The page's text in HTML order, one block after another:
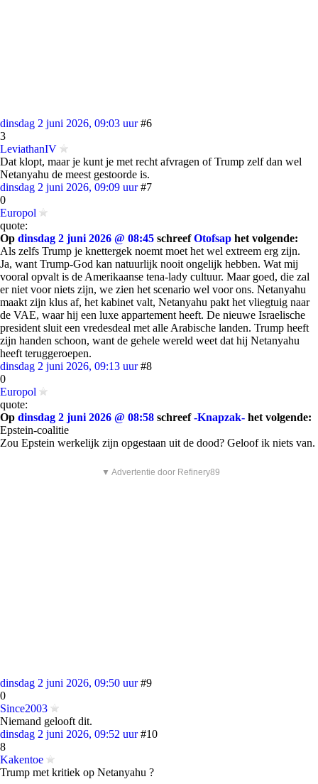
dinsdag 2 juni 2026, 09:03 uur #6
3
LeviathanIV
Dat klopt, maar je kunt je met recht afvragen of Trump zelf dan wel
Netanyahu de meest gestoorde is.
dinsdag 2 juni 2026, 09:09 uur #7
0
Europol
quote:
Op dinsdag 2 juni 2026 @ 08:45 schreefOtofsap het volgende:
Als zelfs Trump je knettergek noemt moet het wel extreem erg zijn.
Ja, want Trump-God kan natuurlijk nooit ongelijk hebben. Wat mij
vooral opvalt is de Amerikaanse tena-lady cultuur. Maar goed, die zal
er niet voor niets zijn, we zien het scenario wel voor ons. Netanyahu
maakt zijn klus af, het kabinet valt, Netanyahu pakt het vliegtuig naar
de VAE, waar hij een luxe appartement heeft. De nieuwe Israelische
president sluit een vredesdeal met alle Arabische landen. Trump heeft
zijn handen schoon, want de gehele wereld weet dat hij Netanyahu
heeft teruggeroepen.
dinsdag 2 juni 2026, 09:13 uur #8
0
Europol
quote:
Op dinsdag 2 juni 2026 @ 08:58 schreef-Knapzak- het volgende:
Epstein-coalitie
Zou Epstein werkelijk zijn opgestaan uit de dood? Geloof ik niets van.
▼ Advertentie door Refinery89
dinsdag 2 juni 2026, 09:50 uur #9
0
Since2003
Niemand gelooft dit.
dinsdag 2 juni 2026, 09:52 uur #10
8
Kakentoe
Trump met kritiek op Netanyahu ?